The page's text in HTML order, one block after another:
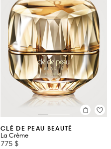
CLÉ DE PEAU BEAUTÉ
La Crème
775 $